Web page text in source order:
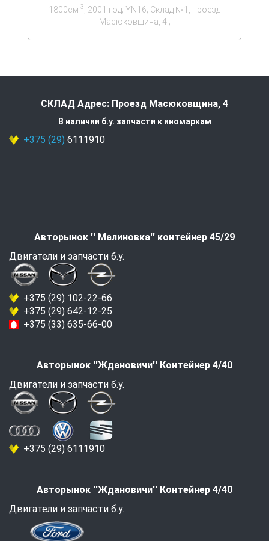
1800см 3; 2001 год; YN16; Склад №1, проезд
Масюковщина, 4.;
СКЛАД Адрес: Проезд Масюковщина, 4
В наличии б.у. запчасти к иномаркам
+375 (29) 6111910
Авторынок '' Малиновка'' контейнер 45/29
Двигатели и запчасти б.у.
+375 (29) 102-22-66
+375 (29) 642-12-25
+375 (33) 635-66-00
Авторынок ''Ждановичи'' Контейнер 4/40
Двигатели и запчасти б.у.
+375 (29) 6111910
Авторынок ''Ждановичи'' Контейнер 4/40
Двигатели и запчасти б.у.